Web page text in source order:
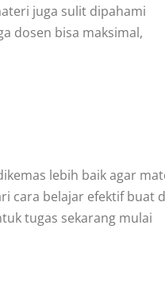
juga sulit dipahami
dosen bisa maksimal,
lebih baik agar
cara belajar efektif buat
tugas sekarang mulai